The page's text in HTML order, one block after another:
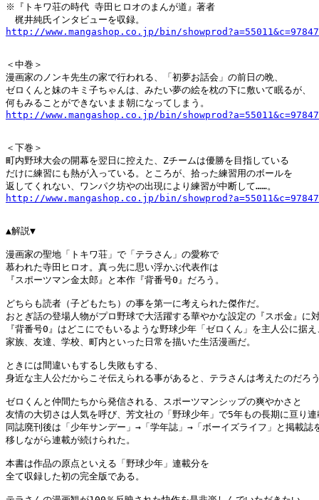
※『トキワ荘の時代 寺田ヒロオのまんが道』著者
http://www.mangashop.co.jp/bin/
＜中巻＞
漫画家のノンキ先生の家で行われる、「初夢お話会」の前日の晩、
ゼロくんと妹のキミ子ちゃんは、みたい夢の絵を枕の下に敷いて眠るが、
http://www.mangashop.co.jp/bin/
＜下巻＞
町内野球大会の開幕を翌日に控えた、Zチームは優勝を目指している
だけに練習にも熱が入っている。ところが、拾った練習用のボールを
http://www.mangashop.co.jp/bin/
▲解説▼
漫画家の聖地「トキワ荘」で「テラさん」の愛称で
慕われた寺田ヒロオ。真っ先に思い浮かぶ代表作は
『スポーツマン金太郎』と本作『背番号0』だろう。
どちらも読者（子どもたち）の事を第一に考えられた傑作だ。
おとぎ話の登場人物がプロ野球で大活躍する華やかな設定の『スポ金』に
『背番号0』はどこにでもいるような野球少年「ゼロくん」を主人公に据え
家族、友達、学校、町内といった日常を描いた生活漫画だ。
ときには間違いもするし失敗もする、
身近な主人公だからこそ伝えられる事があると、テラさんは考えたのだろ
ゼロくんと仲間たちから発信される、スポーツマンシップの爽やかさと
友情の大切さは人気を呼び、芳文社の「野球少年」で5年もの長期に亘り連
同誌廃刊後は「少年サンデー」→「学年誌」→「ボーイズライフ」と掲載誌
移しながら連載が続けられた。
本書は作品の原点といえる「野球少年」連載分を
全て収録した初の完全版である。